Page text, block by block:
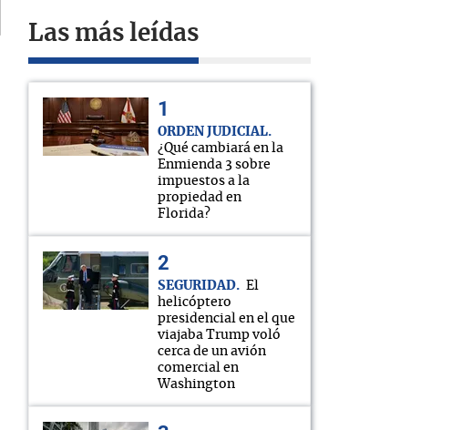
Las más leídas
ORDEN JUDICIAL
¿Qué cambiará en la
Enmienda 3 sobre
impuestos a la
propiedad en
Florida?
SEGURIDAD
El
helicóptero
presidencial en el que
viajaba Trump voló
cerca de un avión
comercial en
Washington